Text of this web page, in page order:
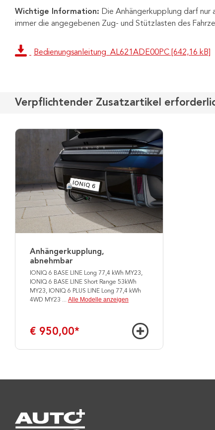
Wichtige Information: Die Anhängerkupplung darf
immer die angegebenen Zug- und Stützlasten des
Bedienungsanleitung_AL621ADE00PC [642,16 kB]
Verpflichtender Zusatzartikel
Anhängerkupplung,
abnehmbar
IONIQ 6 BASE LINE Long 77,4 kWh MY23,
IONIQ 6 BASE LINE Short Range 53kWh
MY23, IONIQ 6 PLUS LINE Long 77,4 kWh
4WD MY23 ... Alle Modelle anzeigen
€ 950,00*